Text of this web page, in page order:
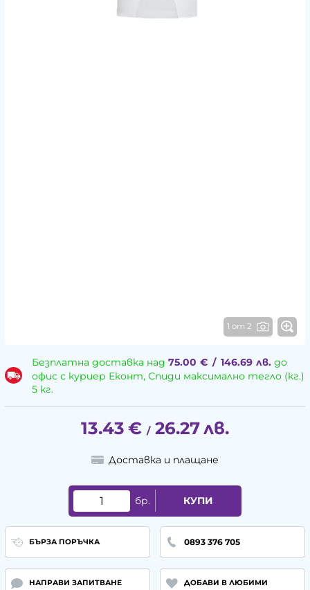
1 от 2
Безплатна доставка над 75.00 € / 146.69 лв.до
офис с куриер Еконт, Спиди максимално тегло (кг.)
5 кг.
13.43 € / 26.27лв.
Доставка и плащане
бр. КУПИ
БЪРЗА ПОРЪЧКА 0893 376 705
НАПРАВИ ЗАПИТВАНЕ ДОБАВИ В ЛЮБИМИ